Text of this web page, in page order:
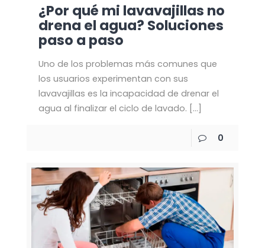
¿Por qué mi lavavajillas no
drena el agua? Soluciones
paso a paso
Uno de los problemas más comunes que
los usuarios experimentan con sus
lavavajillas es la incapacidad de drenar el
agua al finalizar el ciclo de lavado. […]
0